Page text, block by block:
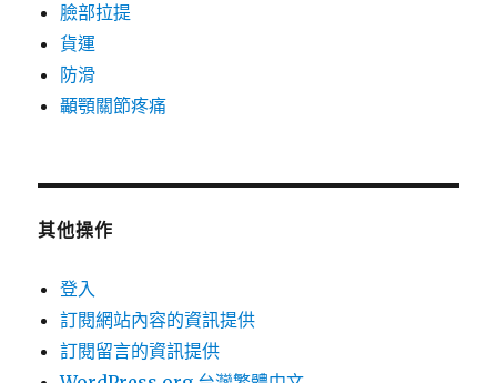
臉部拉提
貨運
防滑
顳顎關節疼痛
其他操作
登入
訂閱網站內容的資訊提供
訂閱留言的資訊提供